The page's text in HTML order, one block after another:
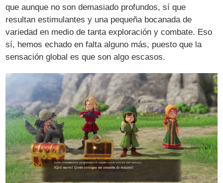
que aunque no son demasiado profundos, sí que
resultan estimulantes y una pequeña bocanada de
variedad en medio de tanta exploración y combate. Eso
sí, hemos echado en falta alguno más, puesto que la
sensación global es que son algo escasos.